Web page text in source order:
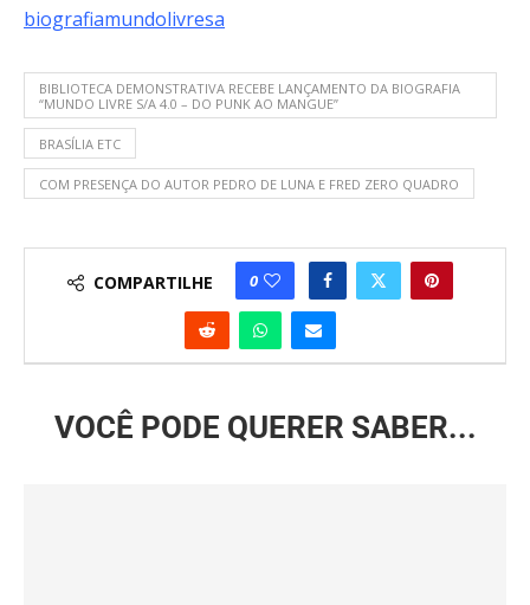
biografiamundolivresa
BIBLIOTECA DEMONSTRATIVA RECEBE LANÇAMENTO DA BIOGRAFIA
“MUNDO LIVRE S/A 4.0 – DO PUNK AO MANGUE”
BRASÍLIA ETC
COM PRESENÇA DO AUTOR PEDRO DE LUNA E FRED ZERO QUADRO
COMPARTILHE 0
VOCÊ PODE QUERER SABER...